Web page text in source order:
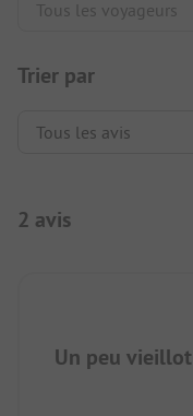
Trier par
2 avis
Un peu vieillot